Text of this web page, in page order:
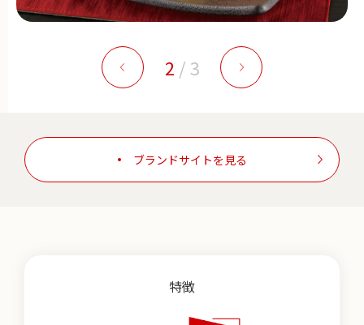
2 /3
ブランドサイトを見る
特徴